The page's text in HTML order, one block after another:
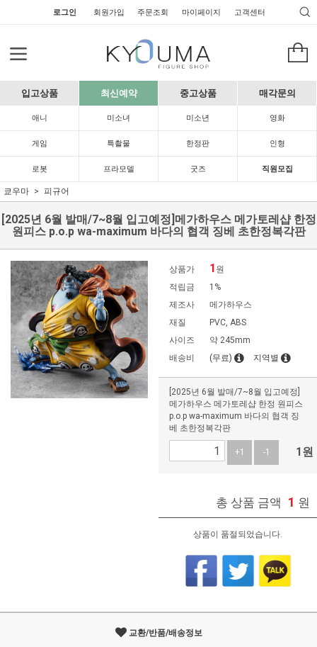
로그인 회원가입 주문조회 마이페이지 고객센터
입고상품 최신예약 중고상품 매각문의
애니 미소녀 미소년 영화
게임 특촬물 한정판 인형
로봇 프라모델 굿즈 직원모집
쿄우마 피규어
[2025년 6월 발매/7~8월 입고예정]메가하우스 메가토레샵 한정
원피스 p.o.p wa-maximum 바다의 협객 징베 초한정복각판
상품가 1 원
적립금
1%
제조사
메가하우스
재질
PVC, ABS
사이즈
약 245mm
배송비
(무료) 지역별
[2025년 6월 발매/7~8월 입고예정]
메가하우스 메가토레샵 한정 원피스
p.o.p wa-maximum 바다의 협객 징
베 초한정복각판
+1 -1 1 원
총 상품 금액 1 원
상품이 품절되었습니다.
교환/반품/배송정보